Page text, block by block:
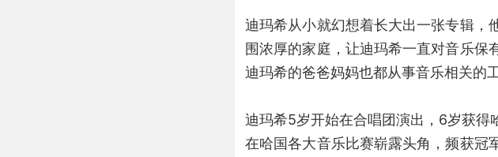
迪玛希从小就幻想着长大出一张专辑，
围浓厚的家庭，让迪玛希一直对音乐保
迪玛希的爸爸妈妈也都从事音乐相关的工
迪玛希5岁开始在合唱团演出，6岁获得
在哈国各大音乐比赛崭露头角，频获冠